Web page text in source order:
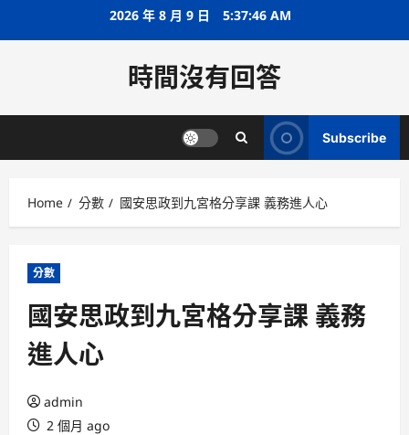
2026 年 8 月 9 日 5:37:47 AM
時間沒有回答
Subscribe
Home 分數 國安思政到九宮格分享課 義務進人心
分數
國安思政到九宮格分享課 義務
進人心
admin
2 個月 ago